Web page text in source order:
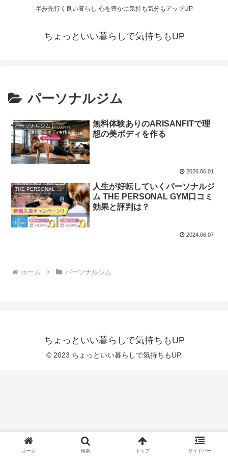
半歩先行く良い暮らし-心を豊かに気持ち気分もアップUP
ちょっといい暮らしで気持ちもUP
パーソナルジム
パーソナルジム
無料体験ありのARISANFITで理
想の美ボディを作る
2026.06.01
THE PERSONAL GYM
人生が好転していくパーソナルジ
ム THE PERSONAL GYM口コミ
効果と評判は？
2024.06.07
ホーム パーソナルジム
ちょっといい暮らしで気持ちもUP
© 2023 ちょっといい暮らしで気持ちもUP.
ホーム 検索 トップ サイドバー